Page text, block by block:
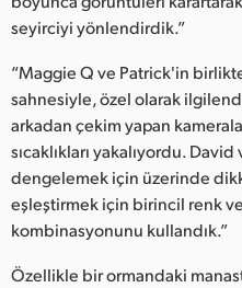
seyirciyi yönlendirdik.”
“Maggie Q ve Patrick'in
sahnesiyle, özel olarak
arkadan çekim yapan
sıcaklıkları yakalıyordu.
dengelemek için üzerinde
eşleştirmek için birincil renk ve
kombinasyonunu kullandık.”
Özellikle bir ormandaki